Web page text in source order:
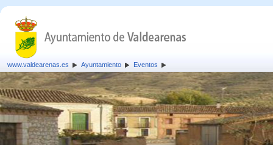
www.valdearenas.es Ayuntamiento Eventos